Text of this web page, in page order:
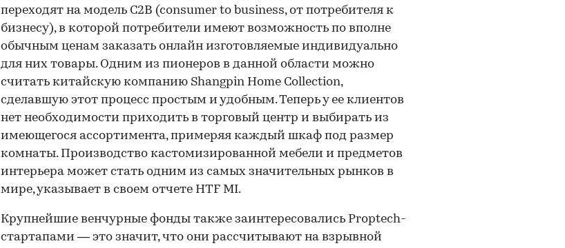
переходят на модель C2B (consumer to business, от потребителя к
бизнесу), в которой потребители имеют возможность по вполне
обычным ценам заказать онлайн изготовляемые индивидуально
для них товары. Одним из пионеров в данной области можно
считать китайскую компанию Shangpin Home Collection,
сделавшую этот процесс простым и удобным. Теперь у ее клиентов
нет необходимости приходить в торговый центр и выбирать из
имеющегося ассортимента, примеряя каждый шкаф под размер
комнаты. Производство кастомизированной мебели и предметов
интерьера может стать одним из самых значительных рынков в
мире, указывает в своем отчете HTF MI.
Крупнейшие венчурные фонды также заинтересовались Рroptech-
стартапами — это значит, что они рассчитывают на взрывной